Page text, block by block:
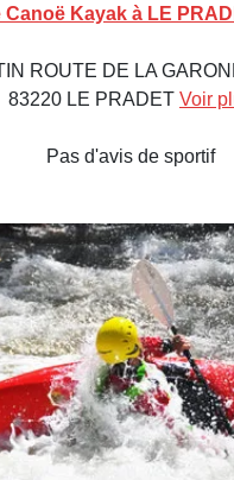
Kayak à LE
ROUTE DE LA
83220 LE PRADET Voir
Pas d'avis de sportif